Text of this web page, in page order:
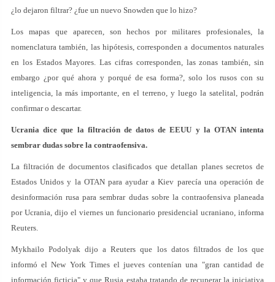
¿lo dejaron filtrar? ¿fue un nuevo Snowden que lo hizo?
Los mapas que aparecen, son hechos por militares profesionales, la
nomenclatura también, las hipótesis, corresponden a documentos naturales
en los Estados Mayores. Las cifras corresponden, las zonas también, sin
embargo ¿por qué ahora y porqué de esa forma?, solo los rusos con su
inteligencia, la más importante, en el terreno, y luego la satelital, podrán
confirmar o descartar.
Ucrania dice que la filtración de datos de EEUU y la OTAN intenta
sembrar dudas sobre la contraofensiva.
La filtración de documentos clasificados que detallan planes secretos de
Estados Unidos y la OTAN para ayudar a Kiev parecía una operación de
desinformación rusa para sembrar dudas sobre la contraofensiva planeada
por Ucrania, dijo el viernes un funcionario presidencial ucraniano, informa
Reuters.
Mykhailo Podolyak dijo a Reuters que los datos filtrados de los que
informó el New York Times el jueves contenían una "gran cantidad de
información ficticia" y que Rusia estaba tratando de recuperar la iniciativa